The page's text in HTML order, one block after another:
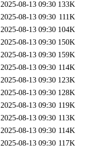
2025-08-13 09:30 133K
2025-08-13 09:30 111K
2025-08-13 09:30 104K
2025-08-13 09:30 150K
2025-08-13 09:30 159K
2025-08-13 09:30 114K
2025-08-13 09:30 123K
2025-08-13 09:30 128K
2025-08-13 09:30 119K
2025-08-13 09:30 113K
2025-08-13 09:30 114K
2025-08-13 09:30 117K